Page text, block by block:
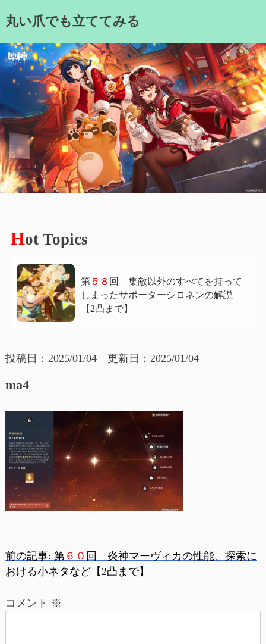
to丸い爪でも立ててみる
Hot Topics
第５８ 回 集敵以外のすべてを持って
しまったサポーターシロネンの解説
【2凸まで】
投稿日：2025/01/04 更新日：2025/01/04
ma4
投
前の記事: 第６０ 回 炎神マーヴィカの性能、探索に
おける小ネタなど【2凸まで】
コメント ※